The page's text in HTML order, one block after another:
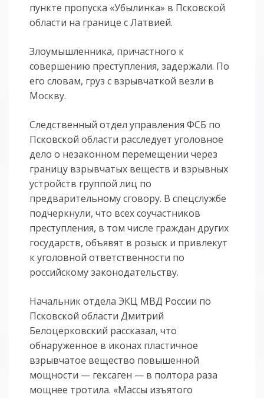
пункте пропуска «Убылинка» в Псковской
области на границе с Латвией.
Злоумышленника, причастного к
совершению преступления, задержали. По
его словам, груз с взрывчаткой везли в
Москву.
Следственный отдел управления ФСБ по
Псковской области расследует уголовное
дело о незаконном перемещении через
границу взрывчатых веществ и взрывных
устройств группой лиц по
предварительному сговору. В спецслужбе
подчеркнули, что всех соучастников
преступления, в том числе граждан других
государств, объявят в розыск и привлекут
к уголовной ответственности по
российскому законодательству.
Начальник отдела ЭКЦ МВД России по
Псковской области Дмитрий
Белоцерковский рассказал, что
обнаруженное в иконах пластичное
взрывчатое вещество повышенной
мощности — гексаген — в полтора раза
мощнее тротила. «Массы изъятого